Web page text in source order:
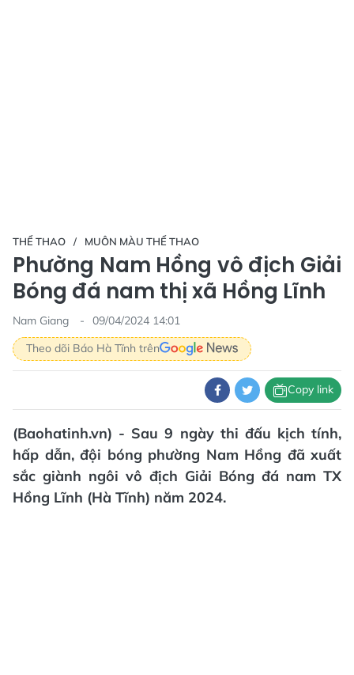
THỂ THAO MUÔN MÀU THỂ THAO
Phường Nam Hồng vô địch Giải
Bóng đá nam thị xã Hồng Lĩnh
Nam Giang
09/04/2024 14:01
Theo dõi Báo Hà Tĩnh trên
Copy link
(Baohatinh.vn) - Sau 9 ngày thi đấu kịch tính,
hấp dẫn, đội bóng phường Nam Hồng đã xuất
sắc giành ngôi vô địch Giải Bóng đá nam TX
Hồng Lĩnh (Hà Tĩnh) năm 2024.